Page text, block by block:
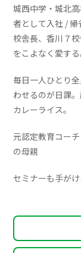
城西中学・城北
者として入社 /
校舎長、香川７
をこよなく愛する
毎日一人ひとり
わせるのが日課
カレーライス。
元認定教育コー
の母親
セミナーも手がけ